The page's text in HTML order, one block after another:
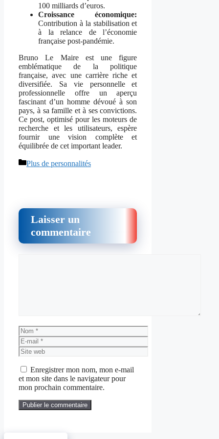
100 milliards d’euros.
Croissance économique:
Contribution à la stabilisation et
à la relance de l’économie
française post-pandémie.
Bruno Le Maire est une figure
emblématique de la politique
française, avec une carrière riche et
diversifiée. Sa vie personnelle et
professionnelle offre un aperçu
fascinant d’un homme dévoué à son
pays, à sa famille et à ses convictions.
Ce post, optimisé pour les moteurs de
recherche et les utilisateurs, espère
fournir une vision complète et
équilibrée de cet important leader.
Catégories
Plus de personnalités
Laisser un
commentaire
Nom
E-
mail
Site
web
Enregistrer mon nom, mon e-mail
et mon site dans le navigateur pour
mon prochain commentaire.